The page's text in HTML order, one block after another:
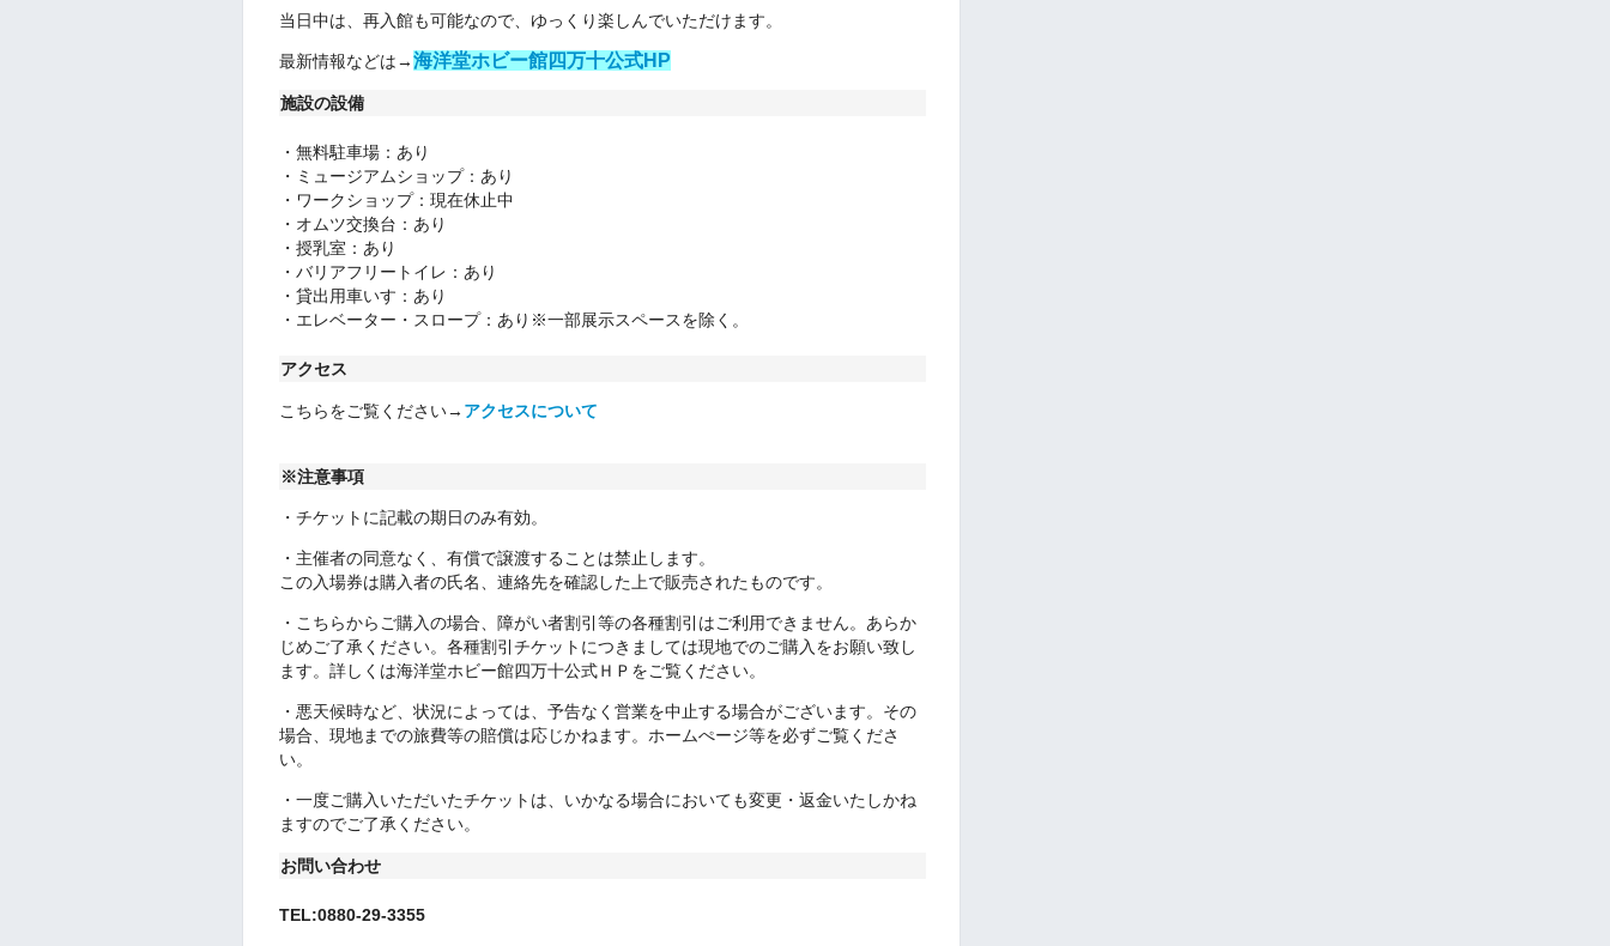
当日中は、再入館も可能なので、ゆっくり楽しんでいただけます。
最新情報などは→海洋堂ホビー館四万十公式HP
施設の設備
・無料駐車場：あり
・ ミュージアムショップ：あり
・ ワークショップ： 現在休止中
・ オムツ交換台 ： あり
・ 授乳室：あり
・ バリアフリートイレ：あり
・ 貸出用車いす：あり
・ エレベーター・スロープ：あり※一部展示スペースを除く。
アクセス
こちらをご覧ください→ アクセスについて
※注意事項
・チケットに記載の期日のみ有効。
・主催者の同意なく、有償で譲渡することは禁止します。
この入場券は購入者の氏名、連絡先を確認した上で販売されたものです。
・こちらからご購入の場合、障がい者割引等の各種割引はご利用できません。 あらか
じめご了承ください。各種割引チケットにつきましては現地でのご購入をお願い致し
ます。詳しくは海洋堂ホビー館四万十公式ＨＰをご覧ください。
・悪天候時など、状況によっては、予告なく営業を中止する場合がございます。その
場合、現地までの旅費等の賠償は応じかねます。ホームぺージ等を必ずご覧くださ
い。
・一度ご購入いただいたチケットは、いかなる場合においても変更・返金いたしかね
ますのでご了承ください。
お問い合わせ
TEL:0880-29-3355